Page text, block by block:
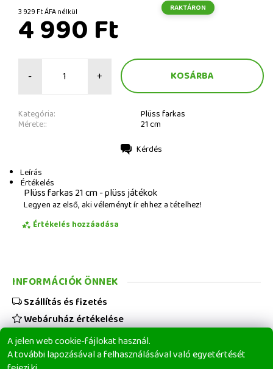
3 929 Ft ÁFA nélkül RAKTÁRON
4 990 Ft
- +
Kategória: Plüss farkas
Mérete:: 21 cm
Kérdés
Leírás
Értékelés
Plüss farkas 21 cm - plüss játékok
Legyen az első, aki véleményt ír ehhez a tételhez!
Értékelés hozzáadása
A jelen web cookie-fájlokat használ.
A további lapozásával a felhasználásával való egyetértését
INFORMÁCIÓK ÖNNEK
Szállítás és fizetés
Webáruház értékelése
Viszonteladóknak
Üzleti feltételek